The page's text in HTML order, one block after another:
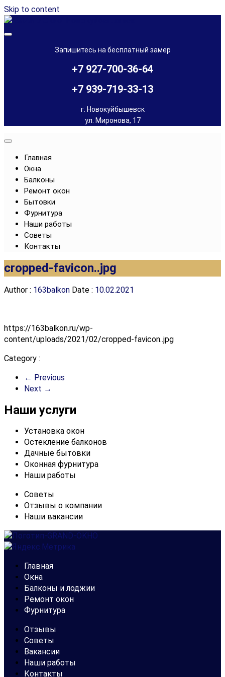
Skip to content
Остекление балконов и лоджий, установка окон в
Запишитесь на бесплатный замер
+7 927-700-36-64
+7 939-719-33-13
г. Новокуйбышевск
ул. Миронова, 17
Главная
Окна
Балконы
Ремонт окон
Бытовки
Фурнитура
Наши работы
Советы
Контакты
cropped-favicon..jpg
Author : 163balkon Date : 10.02.2021
https://163balkon.ru/wp-
content/uploads/2021/02/cropped-favicon..jpg
Category :
← Previous
Next →
Наши услуги
Установка окон
Остекление балконов
Дачные бытовки
Оконная фурнитура
Наши работы
Советы
Отзывы о компании
Наши вакансии
Главная
Окна
Балконы и лоджии
Ремонт окон
Фурнитура
Отзывы
Советы
Вакансии
Наши работы
Контакты